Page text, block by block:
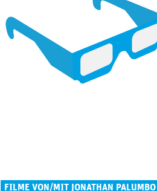
FILME VON/MIT JONATHAN PALUMBO